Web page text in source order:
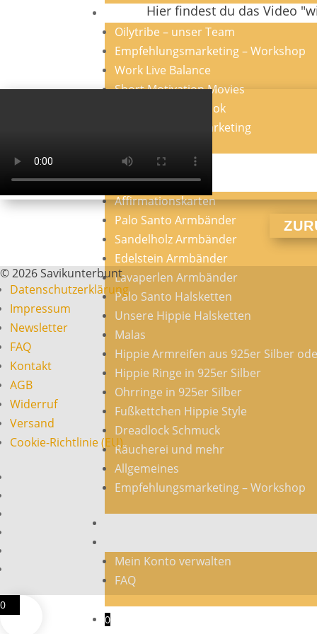
Oil up your Network Business
Oilytribe – unser Team
Empfehlungsmarketing – Workshop
Work Live Balance
Short Motivation Movies
Social Media – eBook
Blog – Network Marketing
Blog Beiträge
Vivi´s Nomad Shop
Affirmationskarten
Palo Santo Armbänder
Sandelholz Armbänder
Edelstein Armbänder
Lavaperlen Armbänder
Palo Santo Halsketten
Unsere Hippie Halsketten
Malas
Hippie Armreifen aus 925er Silber
Hippie Ringe in 925er Silber
Ohrringe in 925er Silber
Fußkettchen Hippie Style
Dreadlock Schmuck
Räucherei und mehr
Allgemeines
Empfehlungsmarketing – Workshop
Mein Konto verwalten
FAQ
0
Hier findest du das Video
© 2026 Savikunterbunt
Datenschutzerklärung
Impressum
Newsletter
FAQ
Kontakt
AGB
Widerruf
Versand
Cookie-Richtlinie (EU)
0